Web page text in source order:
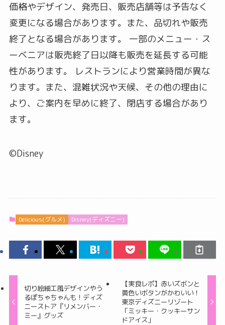
価格やデザイン、発売日、販売店舗等は予告なく
変更になる場合があります。また、品切れや販売
終了となる場合があります。 一部のメニュー・ス
ーベニアは販売終了日以降も販売を延長する可能
性があります。 レストランにより営業時間が異な
ります。また、混雑状況や天候、その他の理由に
より、ご案内を早めに終了、閉店する場合があり
ます。
©Disney
Delicious(グルメ) Disney(ディズニー)
切り絵細工風デザインやう
るぽちゃちゃんも！ディズ
ニーストア『リメンバー・
ミー』グッズ
【実食レポ】赤いズボンと
黄色いボタンがかわいい！
東京ディズニーリゾート
「ミッキー・クッキーサン
ドアイス」